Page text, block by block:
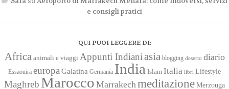
e consigli pratici
QUI PUOI LEGGERE DI:
Africa animali e viaggi Appunti Indianiasia blogging deserto diario
Essaouira europa Galatina Germania India Islam Italia libri Lifestyle
Maghreb Marocco Marrakech meditazioneMerzouga